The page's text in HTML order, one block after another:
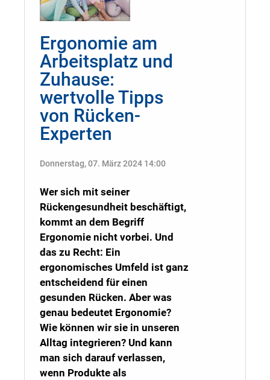
Ergonomie am
Arbeitsplatz und
Zuhause:
wertvolle Tipps
von Rücken-
Experten
Donnerstag, 07. März 2024 14:00
Wer sich mit seiner
Rückengesundheit beschäftigt,
kommt an dem Begriff
Ergonomie nicht vorbei. Und
das zu Recht: Ein
ergonomisches Umfeld ist ganz
entscheidend für einen
gesunden Rücken. Aber was
genau bedeutet Ergonomie?
Wie können wir sie in unseren
Alltag integrieren? Und kann
man sich darauf verlassen,
wenn Produkte als